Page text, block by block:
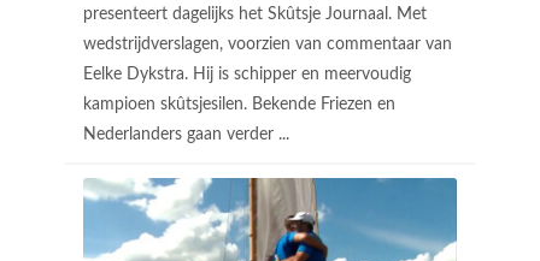
presenteert dagelijks het Skûtsje Journaal. Met
wedstrijdverslagen, voorzien van commentaar van
Eelke Dykstra. Hij is schipper en meervoudig
kampioen skûtsjesilen. Bekende Friezen en
Nederlanders gaan verder ...